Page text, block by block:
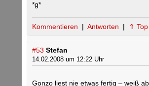
*g*
Kommentieren | Antworten | ⇑ Top
#53 Stefan
14.02.2008 um 12:22 Uhr
Gonzo liest nie etwas fertig – weiß